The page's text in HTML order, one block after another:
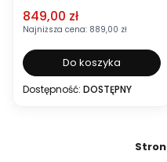
Cena promocyjna
849,00 zł
Najniższa cena: 889,00 zł
Do koszyka
Dostępność: DOSTĘPNY